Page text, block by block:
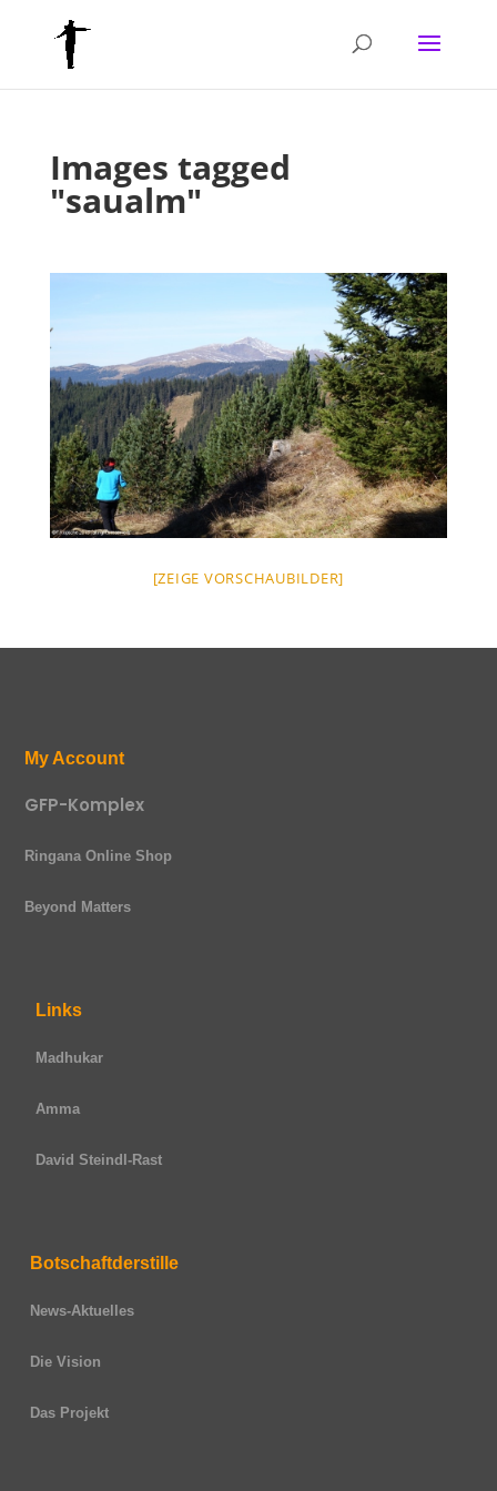
Images tagged
"saualm"
[ZEIGE VORSCHAUBILDER]
My Account
GFP-Komplex
Ringana Online Shop
Beyond Matters
Links
Madhukar
Amma
David Steindl-Rast
Botschaftderstille
News-Aktuelles
Die Vision
Das Projekt